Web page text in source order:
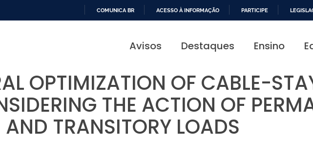
PARA
COMUNICA BR ACESSO À INFORMAÇÃO PARTICIPE
Avisos Destaques Ensino
OPTIMIZATION OF CABLE-
THE ACTION OF
AND TRANSITORY LOADS